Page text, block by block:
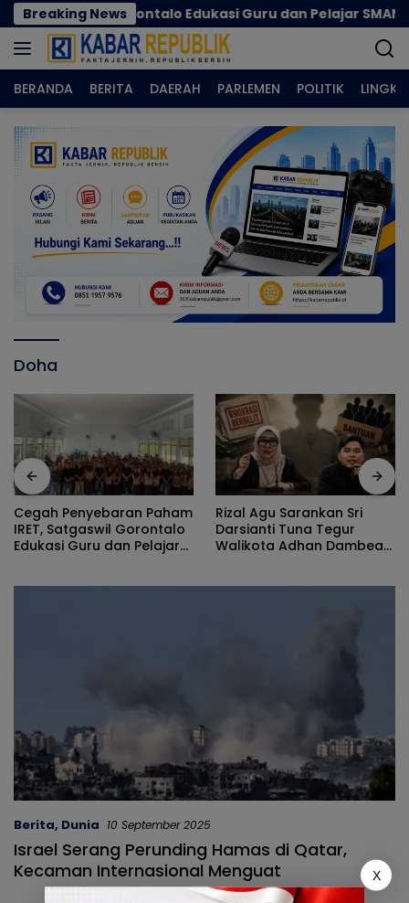
Langsung
ke
konten
Breaking News
Gorontalo Edukasi Guru dan Pelajar SMAN 1
BERANDA BERITA DAERAH PARLEMEN POLITIK
Doha
Cegah Penyebaran Paham
IRET, Satgaswil Gorontalo
Edukasi Guru dan Pelajar
Rizal Agu Sarankan Sri
Darsianti Tuna Tegur
Walikota Adhan Dambea
Berita, Dunia 10 September 2025
Israel Serang Perunding Hamas di Qatar,
Kecaman Internasional Menguat
X